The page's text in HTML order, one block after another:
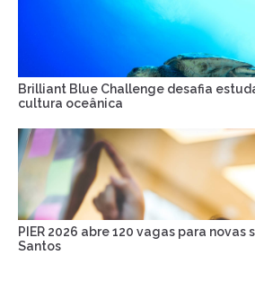
Brilliant Blue Challenge desafia
cultura oceânica
PIER 2026 abre 120 vagas para
Santos